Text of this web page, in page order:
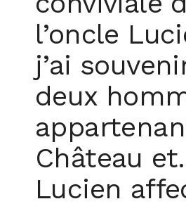
l’oncle
j’ai
deux
Château
Lucien